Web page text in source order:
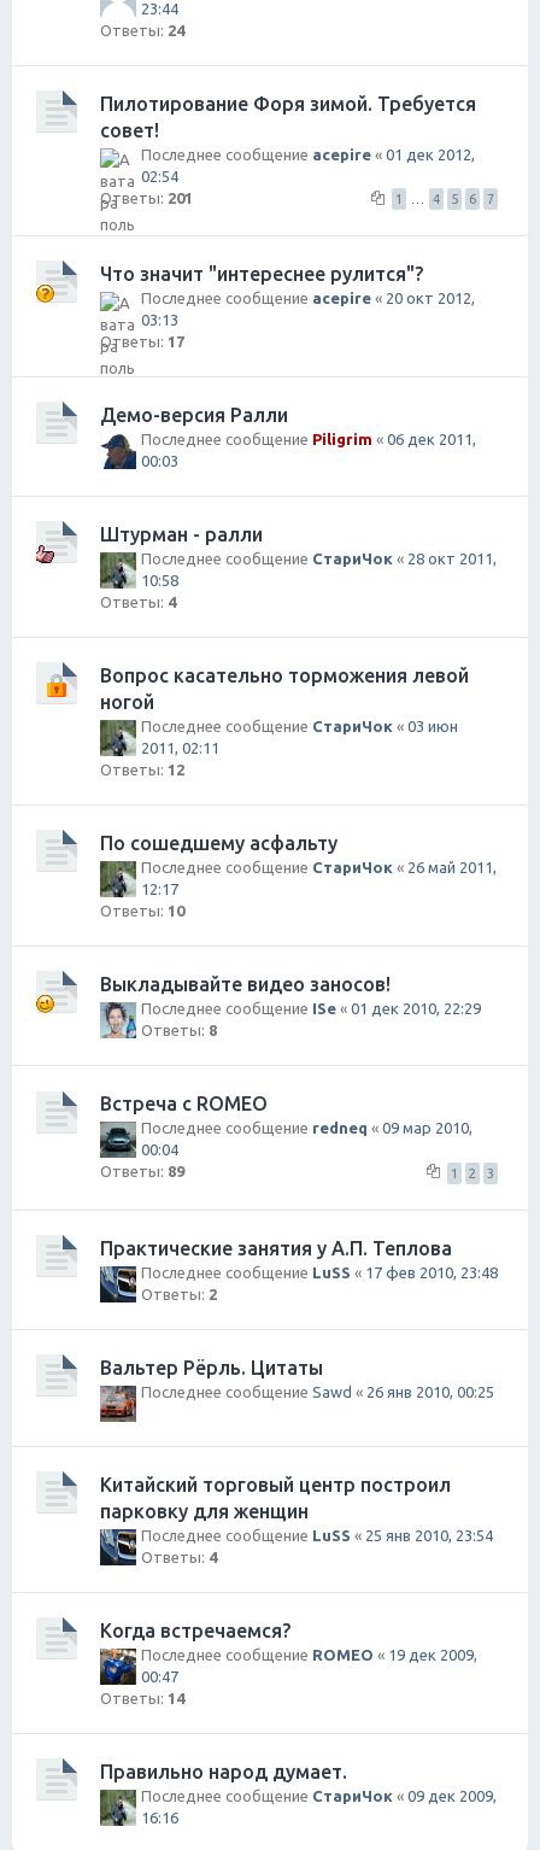
23:44
Ответы: 24
Пилотирование Форя зимой. Требуется
совет!
Последнее сообщение acepire « 01 дек 2012,
02:54
Ответы: 201 1 … 4 5 6 7
Что значит "интереснее рулится"?
Последнее сообщение acepire « 20 окт 2012,
03:13
Ответы: 17
Демо-версия Ралли
Последнее сообщение Piligrim « 06 дек 2011,
00:03
Штурман - ралли
Последнее сообщение СтариЧок « 28 окт 2011,
10:58
Ответы: 4
Вопрос касательно торможения левой
ногой
Последнее сообщение СтариЧок « 03 июн
2011, 02:11
Ответы: 12
По сошедшему асфальту
Последнее сообщение СтариЧок « 26 май 2011,
12:17
Ответы: 10
Выкладывайте видео заносов!
Последнее сообщение ISe « 01 дек 2010, 22:29
Ответы: 8
Встреча с ROMEO
Последнее сообщение redneq « 09 мар 2010,
00:04
Ответы: 89 1 2 3
Практические занятия у А.П. Теплова
Последнее сообщение LuSS « 17 фев 2010, 23:48
Ответы: 2
Вальтер Рёрль. Цитаты
Последнее сообщение Sawd « 26 янв 2010, 00:25
Китайский торговый центр построил
парковку для женщин
Последнее сообщение LuSS « 25 янв 2010, 23:54
Ответы: 4
Когда встречаемся?
Последнее сообщение ROMEO « 19 дек 2009,
00:47
Ответы: 14
Правильно народ думает.
Последнее сообщение СтариЧок « 09 дек 2009,
16:16